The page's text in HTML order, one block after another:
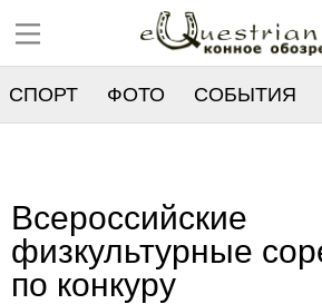
СПОРТ ФОТО СОБЫТИЯ
Всероссийские
физкультурные
по конкуру